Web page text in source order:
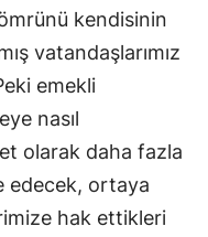
kendisinin
vatandaşlarımız
emekli
nasıl
olarak daha fazla
edecek, ortaya
hak ettikleri